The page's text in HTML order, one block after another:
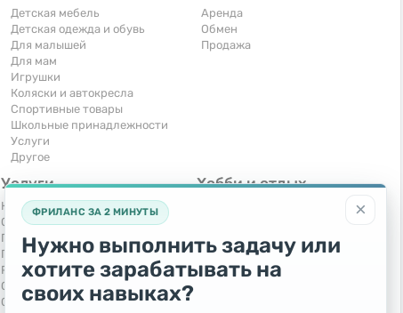
Детская мебель
Детская одежда и обувь
Для малышей
Для мам
Игрушки
Коляски и автокресла
Спортивные товары
Школьные принадлежности
Услуги
Другое
Аренда
Обмен
Продажа
Услуги
Компьютеры, интернет
Обучение и репетиторство
Перевозки и транспорт
Праздники и мероприятия
Ремонт и установка техники
Сиделки, горничные
Строительство и ремонт
Хобби и отдых
Спорт и отдых
Другое
×
ФРИЛАНС ЗА 2 МИНУТЫ
Нужно выполнить задачу или
хотите зарабатывать на
своих навыках?